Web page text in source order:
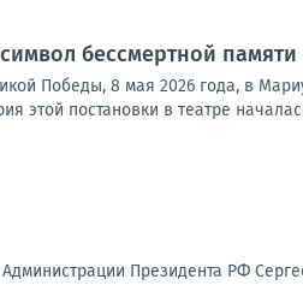
бессмертной памяти
Победы, 8 мая 2026 года, в
этой постановки в театре
Президента РФ